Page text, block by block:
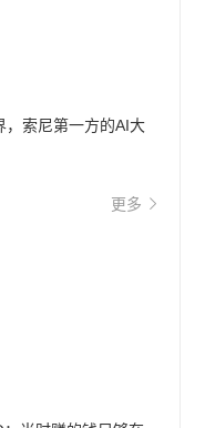
，索尼第一方的AI大
更多